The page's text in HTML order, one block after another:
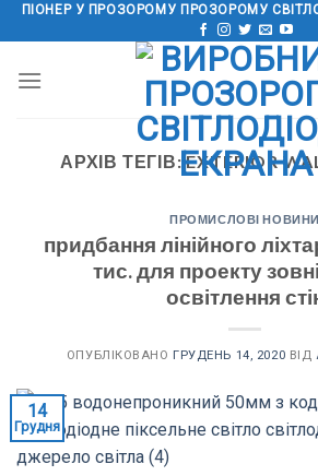
Перейти
до
ПІОНЕР У ПРОЗОРОМУ ПРОЗОРОМУ
АРХІВ ТЕГІВ:EXTERIOR
ПРОМИСЛОВІ НОВИНИ
придбання лінійного
тис. для проекту
освітлення
ОПУБЛІКОВАНО ГРУДЕНЬ 14, 2020 ВІД
14
Грудня